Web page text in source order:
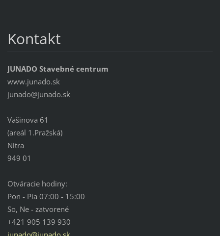
Kontakt
JUNADO Stavebné centrum
www.junado.sk
junado@junado.sk
Vašinova 61
(areál 1.Pražská)
Nitra
949 01
Otváracie hodiny:
Pon - Pia 07:00 - 15:00
So, Ne - zatvorené
+421 905 139 930